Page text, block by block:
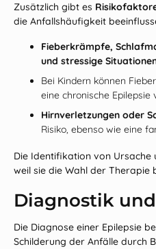
Zusätzlich gibt es
die Anfallshäufigkeit
Fieberkrämpfe,
und stressige
Bei Kindern können
eine chronische Epilepsie
Hirnverletzungen oder
Risiko, ebenso wie eine
Die Identifikation von
weil sie die Wahl der Therapie
Diagnostik
Die Diagnose einer Epilepsie
Schilderung der Anfälle durch